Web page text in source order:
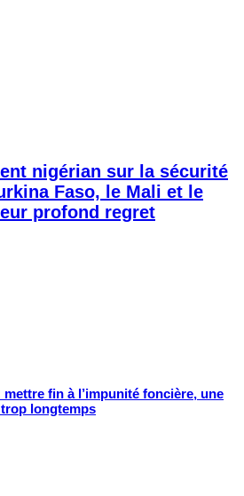
nigérian sur la sécurité
Faso, le Mali et le
profond regret
fin à l’impunité foncière, une
longtemps